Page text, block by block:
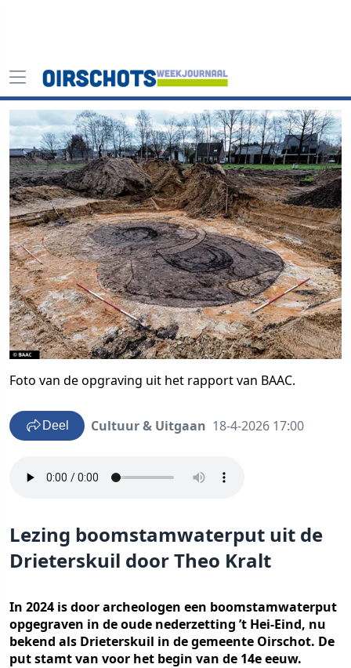
Foto van de opgraving uit het rapport van BAAC.
Deel Cultuur & Uitgaan 18-4-2026 17:00
Lezing boomstamwaterput uit de
Drieterskuil door Theo Kralt
In 2024 is door archeologen een boomstamwaterput
opgegraven in de oude nederzetting ’t Hei-Eind, nu
bekend als Drieterskuil in de gemeente Oirschot. De
put stamt van voor het begin van de 14e eeuw.